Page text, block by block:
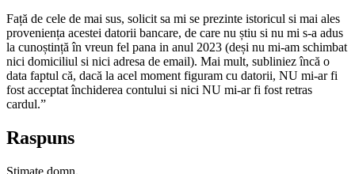
Față de cele de mai sus, solicit sa mi se prezinte istoricul si mai ales
proveniența acestei datorii bancare, de care nu știu si nu mi s-a adus
la cunoștință în vreun fel pana in anul 2023 (deși nu mi-am schimbat
nici domiciliul si nici adresa de email). Mai mult, subliniez încă o
data faptul că, dacă la acel moment figuram cu datorii, NU mi-ar fi
fost acceptat închiderea contului si nici NU mi-ar fi fost retras
cardul.”
Raspuns
Stimate domn,